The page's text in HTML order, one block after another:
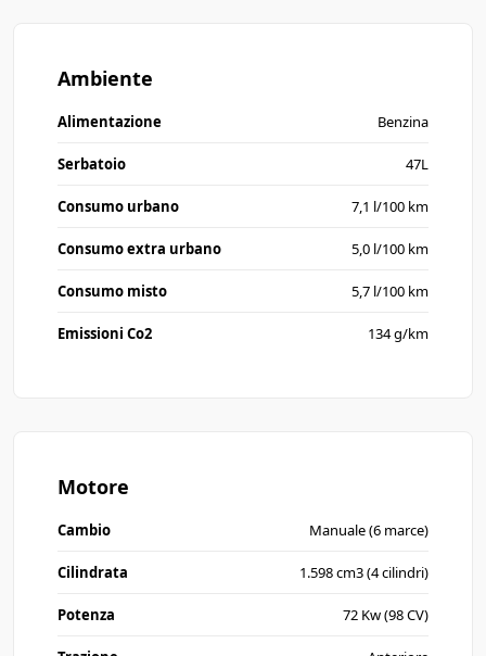
Ambiente
Alimentazione Benzina
Serbatoio 47L
Consumo urbano 7,1 l/100 km
Consumo extra urbano 5,0 l/100 km
Consumo misto 5,7 l/100 km
Emissioni Co2 134 g/km
Motore
Cambio Manuale (6 marce)
Cilindrata 1.598 cm3 (4 cilindri)
Potenza 72 Kw (98 CV)